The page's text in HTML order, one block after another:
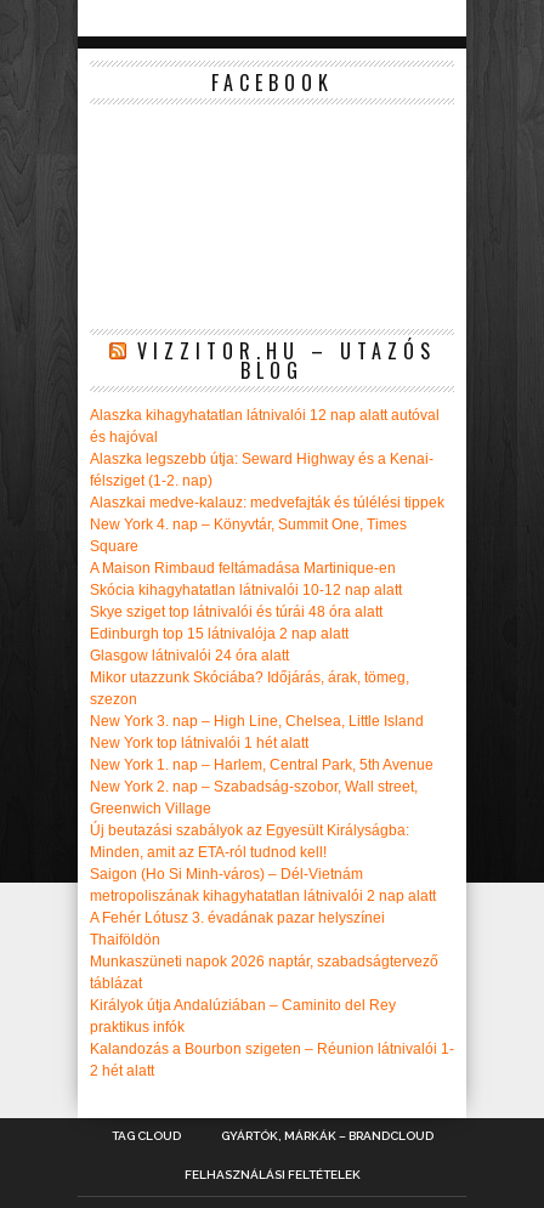
FACEBOOK
VIZZITOR.HU – UTAZÓS
BLOG
Alaszka kihagyhatatlan látnivalói 12 nap alatt autóval
és hajóval
Alaszka legszebb útja: Seward Highway és a Kenai-
félsziget (1-2. nap)
Alaszkai medve-kalauz: medvefajták és túlélési tippek
New York 4. nap – Könyvtár, Summit One, Times
Square
A Maison Rimbaud feltámadása Martinique-en
Skócia kihagyhatatlan látnivalói 10-12 nap alatt
Skye sziget top látnivalói és túrái 48 óra alatt
Edinburgh top 15 látnivalója 2 nap alatt
Glasgow látnivalói 24 óra alatt
Mikor utazzunk Skóciába? Időjárás, árak, tömeg,
szezon
New York 3. nap – High Line, Chelsea, Little Island
New York top látnivalói 1 hét alatt
New York 1. nap – Harlem, Central Park, 5th Avenue
New York 2. nap – Szabadság-szobor, Wall street,
Greenwich Village
Új beutazási szabályok az Egyesült Királyságba:
Minden, amit az ETA-ról tudnod kell!
Saigon (Ho Si Minh-város) – Dél-Vietnám
metropoliszának kihagyhatatlan látnivalói 2 nap alatt
A Fehér Lótusz 3. évadának pazar helyszínei
Thaiföldön
Munkaszüneti napok 2026 naptár, szabadságtervező
táblázat
Királyok útja Andalúziában – Caminito del Rey
praktikus infók
Kalandozás a Bourbon szigeten – Réunion látnivalói 1-
2 hét alatt
TAG CLOUD GYÁRTÓK, MÁRKÁK – BRANDCLOUD
FELHASZNÁLÁSI FELTÉTELEK